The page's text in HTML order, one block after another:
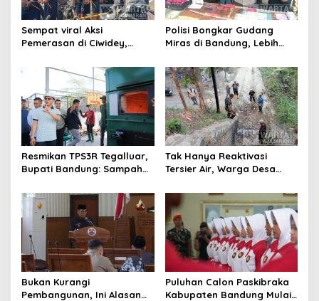
Sempat viral Aksi
Pemerasan di Ciwidey,
Pelaku
Polisi Bongkar Gudang
Miras di Bandung, Lebih
Resmikan TPS3R Tegalluar,
Bupati Bandung: Sampah
Pemerintah
Tak Hanya Reaktivasi
Tersier Air, Warga Desa
Alternatif di Padalarang
Bukan Kurangi
Pembangunan, Ini Alasan
Puluhan Calon Paskibraka
Kabupaten Bandung Mulai